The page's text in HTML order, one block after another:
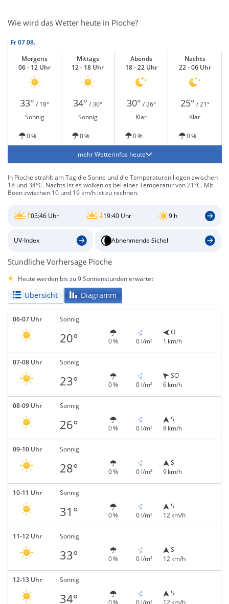
Wie wird das Wetter heute in Pioche?
Fr07.08.
Morgens
06 - 12 Uhr
Mittags
12 - 18 Uhr
Abends
18 - 22 Uhr
Nachts
22 - 06 Uhr
33° / 18° 34° / 30° 30° / 26° 25° / 21°
Sonnig
Sonnig Klar Klar
0 % 0 % 0 % 0 %
mehr Wetterinfos heute
In Pioche strahlt am Tag die Sonne und die Temperaturen liegen zwischen
18 und 34°C. Nachts ist es wolkenlos bei einer Temperatur von 21°C. Mit
Böen zwischen 10 und 19 km/h ist zu rechnen.
05:46 Uhr 19:40 Uhr 9 h
UV-Index Abnehmende Sichel
Stündliche Vorhersage Pioche
Heute werden bis zu 9 Sonnenstunden erwartet
Übersicht Diagramm
06-07 Uhr Sonnig
20° 0 % 0 l/m²
O
1 km/h
07-08 Uhr Sonnig
23° 0 % 0 l/m²
SO
6 km/h
08-09 Uhr Sonnig
26° 0 % 0 l/m²
S
8 km/h
09-10 Uhr Sonnig
28° 0 % 0 l/m²
S
9 km/h
10-11 Uhr Sonnig
31° 0 % 0 l/m²
S
12 km/h
11-12 Uhr Sonnig
33° 0 % 0 l/m²
S
12 km/h
12-13 Uhr Sonnig
34° 0 % 0 l/m²
S
12 km/h